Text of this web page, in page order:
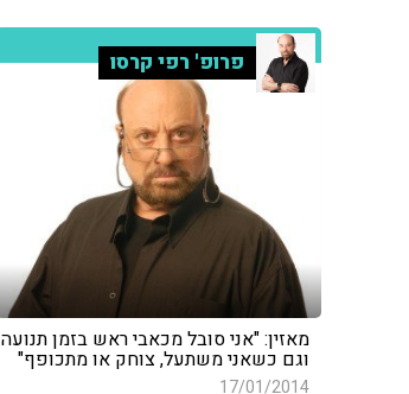
פרופ' רפי קרסו
מאזין: "אני סובל מכאבי ראש בזמן תנועה
וגם כשאני משתעל, צוחק או מתכופף"
17/01/2014